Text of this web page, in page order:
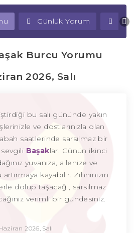
Günlük Yorum
Burcu Yorumu
2026, Salı
bu salı gününde yakın
ve dostlarınızla olan
saatlerinde sarsılmaz bir
Başaklar. Günün ikinci
yuvanıza, ailenize ve
kayabilir. Zihninizin
dolup taşacağı, sarsılmaz
verimli bir gündesiniz.
2026, Salı